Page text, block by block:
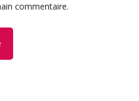
commentaire.